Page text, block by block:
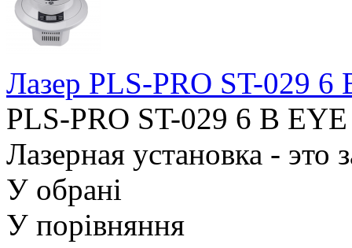
Лазер PLS-PRO ST-029
PLS-PRO ST-029 6 B
Лазерная установка - это
У обрані
У порівняння